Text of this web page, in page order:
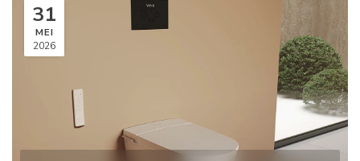
31
MEI
2026